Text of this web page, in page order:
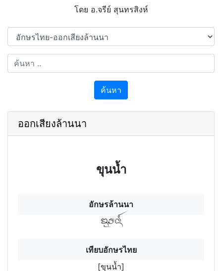
โดย อ.จรีย์​ สุนทรสิงห์
ค้นหา
ออกเสียงล้านนา
ขุนน้ำ
อักษรล้านนา
ขุรนาฯ
เทียบอักษรไทย
[ขุนน้ำ]